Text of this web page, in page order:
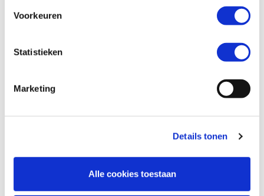
Voorkeuren
Statistieken
Marketing
Details tonen
Alle cookies toestaan
MotoPort Goes
XL 750 TRANSALP
MotoPort Goes